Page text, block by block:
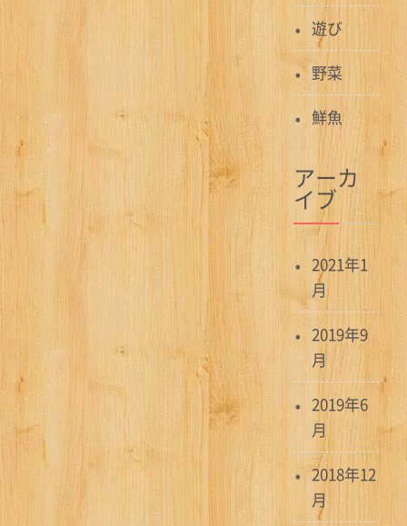
遊び
野菜
鮮魚
アーカ
イブ
2021年1
月
2019年9
月
2019年6
月
2018年12
月